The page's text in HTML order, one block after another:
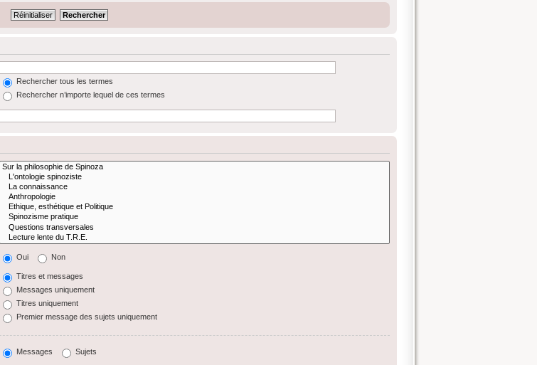
Rechercher tous les termes
Rechercher n’importe lequel de ces termes
Oui Non
Titres et messages
Messages uniquement
Titres uniquement
Premier message des sujets uniquement
Messages Sujets